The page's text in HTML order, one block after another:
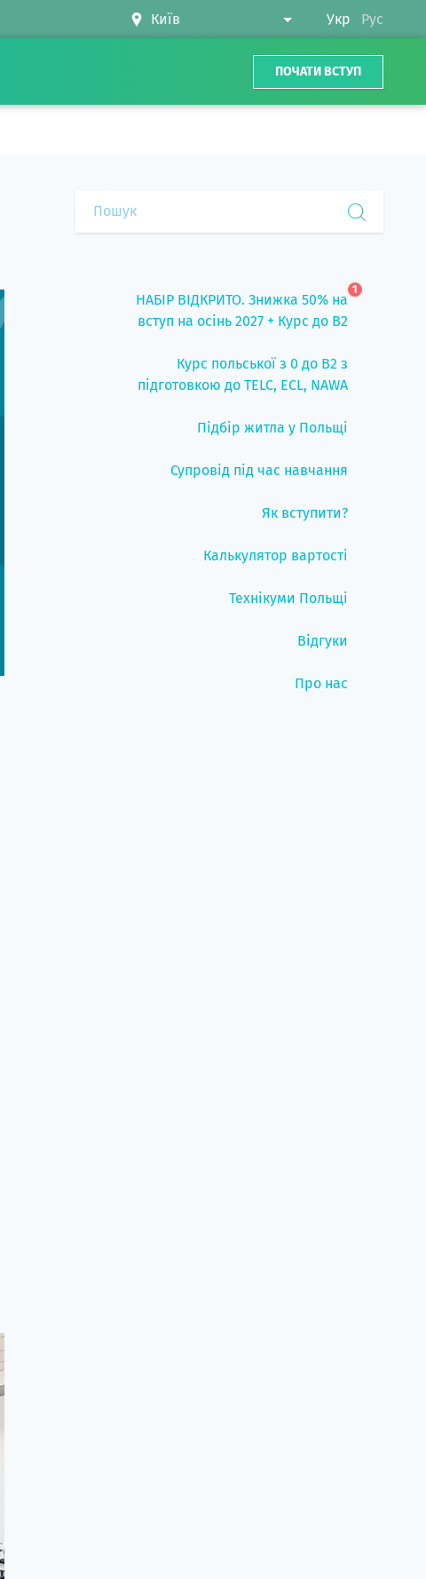
Укр Рус
ПОЧАТИ ВСТУП
НАБІР ВІДКРИТО. Знижка 50% на
вступ на осінь 2027 + Курс до B2
1
Курс польської з 0 до B2 з
підготовкою до TELC, ECL, NAWA
Підбір житла у Польщі
Супровід під час навчання
Як вступити?
Калькулятор вартості
Технікуми Польщі
Відгуки
Про нас